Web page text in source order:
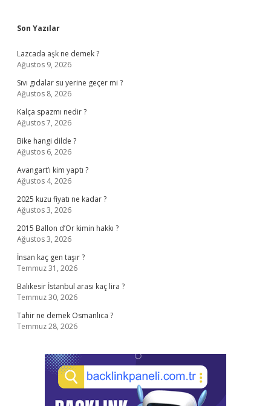
Sidebar
Son Yazılar
Lazcada aşk ne demek ?
Ağustos 9, 2026
Sıvı gıdalar su yerine geçer mi ?
Ağustos 8, 2026
Kalça spazmı nedir ?
Ağustos 7, 2026
Bike hangi dilde ?
Ağustos 6, 2026
Avangart’ı kim yaptı ?
Ağustos 4, 2026
2025 kuzu fiyatı ne kadar ?
Ağustos 3, 2026
2015 Ballon d’Or kimin hakkı ?
Ağustos 3, 2026
İnsan kaç gen taşır ?
Temmuz 31, 2026
Balıkesir İstanbul arası kaç lira ?
Temmuz 30, 2026
Tahir ne demek Osmanlıca ?
Temmuz 28, 2026